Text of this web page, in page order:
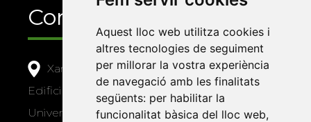
Aquest lloc web utilitza cookies i
altres tecnologies de seguiment
per millorar la vostra experiència
de navegació amb les finalitats
següents: per habilitar la
funcionalitat bàsica del lloc web,
Contacte
Xarxa Vives d'Universitats
Edifici Àgora
Universitat Jaume I, local 10